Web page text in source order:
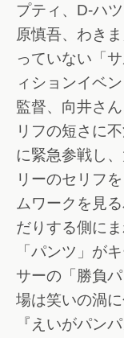
プティ、D-ハ
原慎吾、わき
っていない「
ィションイベ
監督、向井さ
リフの短さに
に緊急参戦し
リーのセリフ
ムワークを見
だりする側に
「パンツ」が
サーの「勝負
場は笑いの渦に
『えいがパン